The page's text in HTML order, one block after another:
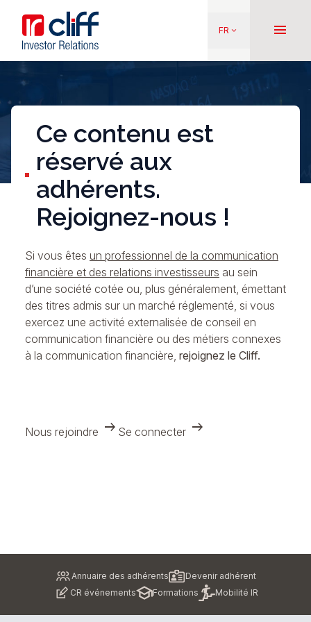
contenu
principal
Aller directement au contenu
FR keyboard_arrow_down menu
Ce contenu est
réservé aux
adhérents.
Rejoignez-nous !
Si vous êtes un professionnel de la communication
financière et des relations investisseurs au sein
d’une société cotée ou, plus généralement, émettant
des titres admis sur un marché réglementé, si vous
exercez une activité externalisée de conseil en
communication financière ou des métiers connexes
à la communication financière, rejoignez le Cliff.
Nous rejoindre arrow_right_alt Se connecter arrow_right_alt
Annuaire des adhérents
Devenir adhérent
CR événements
Formations Mobilité IR